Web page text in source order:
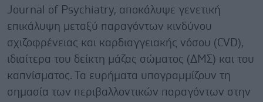
Journal of Psychiatry, αποκάλυψε γενετική
επικάλυψη μεταξύ παραγόντων κινδύνου
σχιζοφρένειας και καρδιαγγειακής νόσου (CVD),
ιδιαίτερα του δείκτη μάζας σώματος (ΔΜΣ) και του
καπνίσματος. Τα ευρήματα υπογραμμίζουν τη
σημασία των περιβαλλοντικών παραγόντων στην